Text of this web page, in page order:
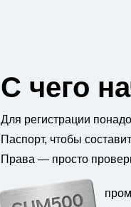
С чего
Для регистрации
Паспорт, чтобы
Права — просто